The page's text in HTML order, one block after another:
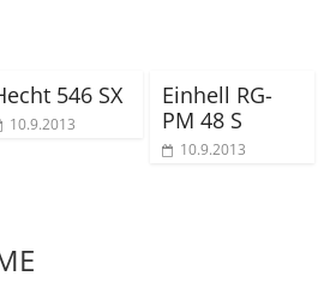
546 SX
10.9.2013
Einhell RG-
PM 48 S
10.9.2013